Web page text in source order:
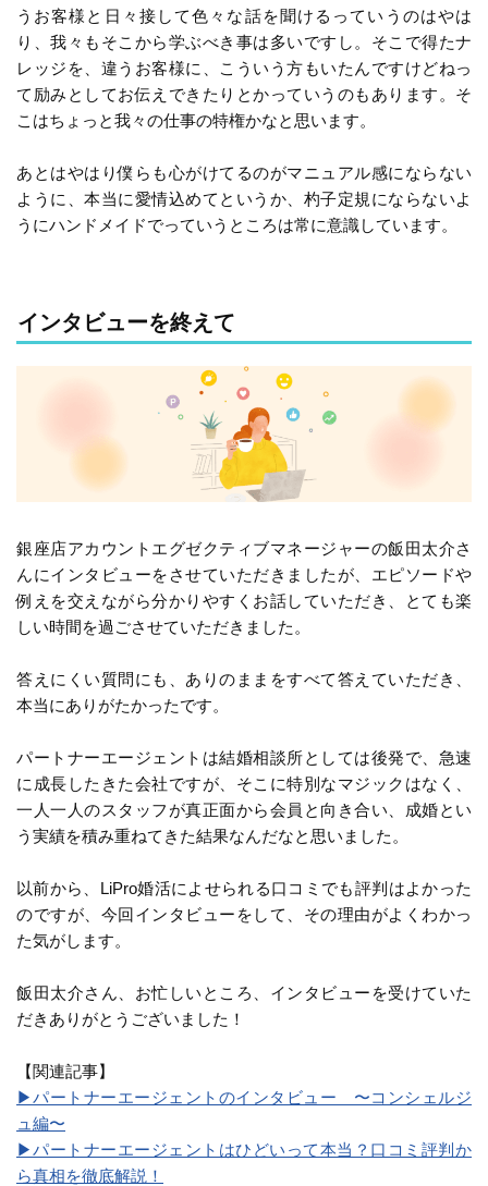
うお客様と日々接して色々な話を聞けるっていうのはやは
り、我々もそこから学ぶべき事は多いですし。そこで得たナ
レッジを、違うお客様に、こういう方もいたんですけどねっ
て励みとしてお伝えできたりとかっていうのもあります。そ
こはちょっと我々の仕事の特権かなと思います。
あとはやはり僕らも心がけてるのがマニュアル感にならない
ように、本当に愛情込めてというか、杓子定規にならないよ
うにハンドメイドでっていうところは常に意識しています。
インタビューを終えて
銀座店アカウントエグゼクティブマネージャーの飯田太介さ
んにインタビューをさせていただきましたが、エピソードや
例えを交えながら分かりやすくお話していただき、とても楽
しい時間を過ごさせていただきました。
答えにくい質問にも、ありのままをすべて答えていただき、
本当にありがたかったです。
パートナーエージェントは結婚相談所としては後発で、急速
に成長したきた会社ですが、そこに特別なマジックはなく、
一人一人のスタッフが真正面から会員と向き合い、成婚とい
う実績を積み重ねてきた結果なんだなと思いました。
以前から、LiPro婚活によせられる口コミでも評判はよかった
のですが、今回インタビューをして、その理由がよくわかっ
た気がします。
飯田太介さん、お忙しいところ、インタビューを受けていた
だきありがとうございました！
【関連記事】
▶︎パートナーエージェントのインタビュー 〜コンシェルジ
ュ編〜
▶︎パートナーエージェントはひどいって本当？口コミ評判か
ら真相を徹底解説！